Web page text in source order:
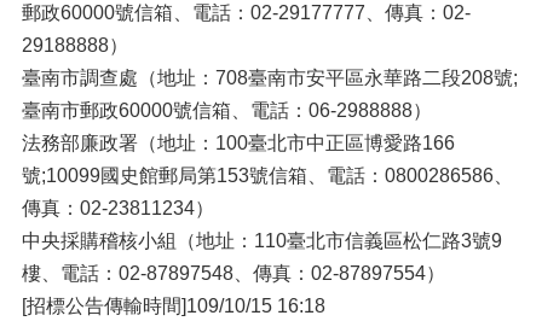
郵政60000號信箱、電話：02-29177777、傳真：02-
29188888）
臺南市調查處（地址：708臺南市安平區永華路二段208號;
臺南市郵政60000號信箱、電話：06-2988888）
法務部廉政署（地址：100臺北市中正區博愛路166
號;10099國史館郵局第153號信箱、電話：0800286586、
傳真：02-23811234）
中央採購稽核小組（地址：110臺北市信義區松仁路3號9
樓、電話：02-87897548、傳真：02-87897554）
[招標公告傳輸時間]109/10/15 16:18